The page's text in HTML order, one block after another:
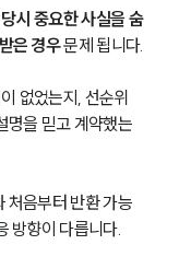
시 중요한 사실을 숨
은 경우 문제 됩니다.
없었는지, 선순위
명을 믿고 계약했는
처음부터 반환 가능
방향이 다릅니다.